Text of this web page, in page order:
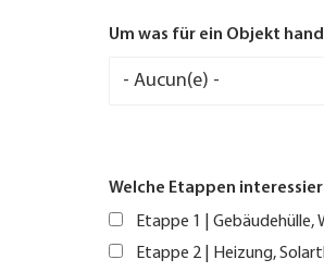
Um was für ein Objekt
Welche Etappen
Etappe 1 |
Etappe 2 | Heizung,